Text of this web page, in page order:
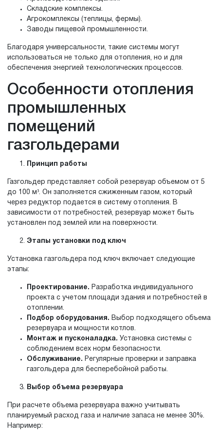
Складские комплексы.
Агрокомплексы (теплицы, фермы).
Заводы пищевой промышленности.
Благодаря универсальности, такие системы могут
использоваться не только для отопления, но и для
обеспечения энергией технологических процессов.
Особенности отопления
промышленных
помещений
газгольдерами
Принцип работы
Газгольдер представляет собой резервуар объемом от 5
до 100 м³. Он заполняется сжиженным газом, который
через редуктор подается в систему отопления. В
зависимости от потребностей, резервуар может быть
установлен под землей или на поверхности.
Этапы установки под ключ
Установка газгольдера под ключ включает следующие
этапы:
Проектирование. Разработка индивидуального
проекта с учетом площади здания и потребностей в
отоплении.
Подбор оборудования. Выбор подходящего объема
резервуара и мощности котлов.
Монтаж и пусконаладка. Установка системы с
соблюдением всех норм безопасности.
Обслуживание. Регулярные проверки и заправка
газгольдера для бесперебойной работы.
Выбор объема резервуара
При расчете объема резервуара важно учитывать
планируемый расход газа и наличие запаса не менее 30%.
Например: